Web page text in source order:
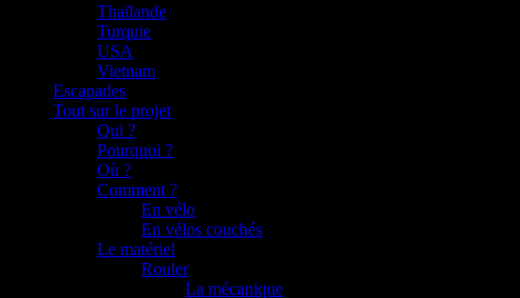
Thaïlande
Turquie
USA
Vietnam
Escapades
Tout sur le projet
Qui ?
Pourquoi ?
Où ?
Comment ?
En vélo
En vélos couchés
Le matériel
Rouler
La mécanique